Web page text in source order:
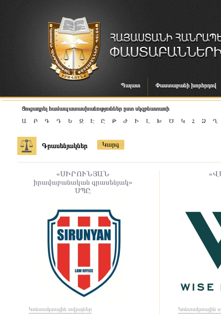
Պալատ Փաստաբանի խորհրդով
Ցուցադրել համապատասխանություններ ըստ սկզբնատառի
Ա
Բ Գ Դ Ե Զ Է Ը Թ Ժ Ի Լ Խ Ծ Կ Հ Ձ Ղ
Գրասենյակներ Կարգ
«ՍԻՐՈՒՆՅԱՆ
իրավաբանական գրասենյակ»
ՍՊԸ
Կոնտակտային տվյալներ
Կոնտակտային